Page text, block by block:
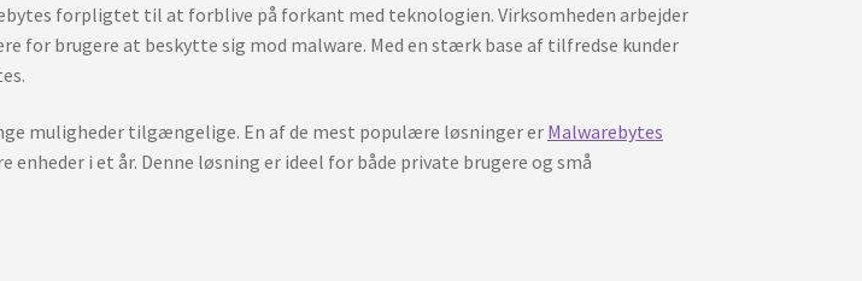
forpligtet til at forblive på forkant med teknologien. Virksomheden arbejder
for brugere at beskytte sig mod malware. Med en stærk base af tilfredse kunder
muligheder tilgængelige. En af de mest populære løsninger er Malwarebytes
i et år. Denne løsning er ideel for både private brugere og små